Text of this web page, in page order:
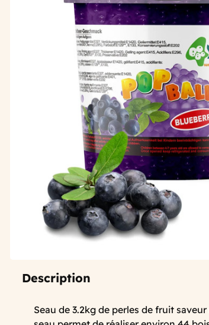
Description
Seau de 3.2kg de perles de fruit